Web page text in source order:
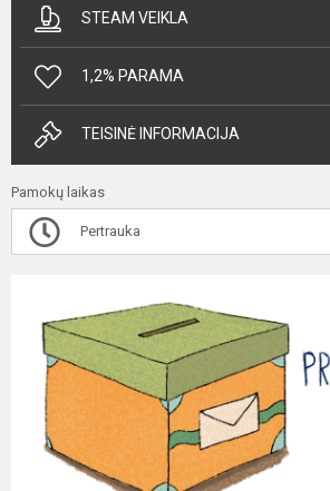
STEAM VEIKLA
1,2% PARAMA
TEISINĖ INFORMACIJA
Pamokų laikas
Pertrauka